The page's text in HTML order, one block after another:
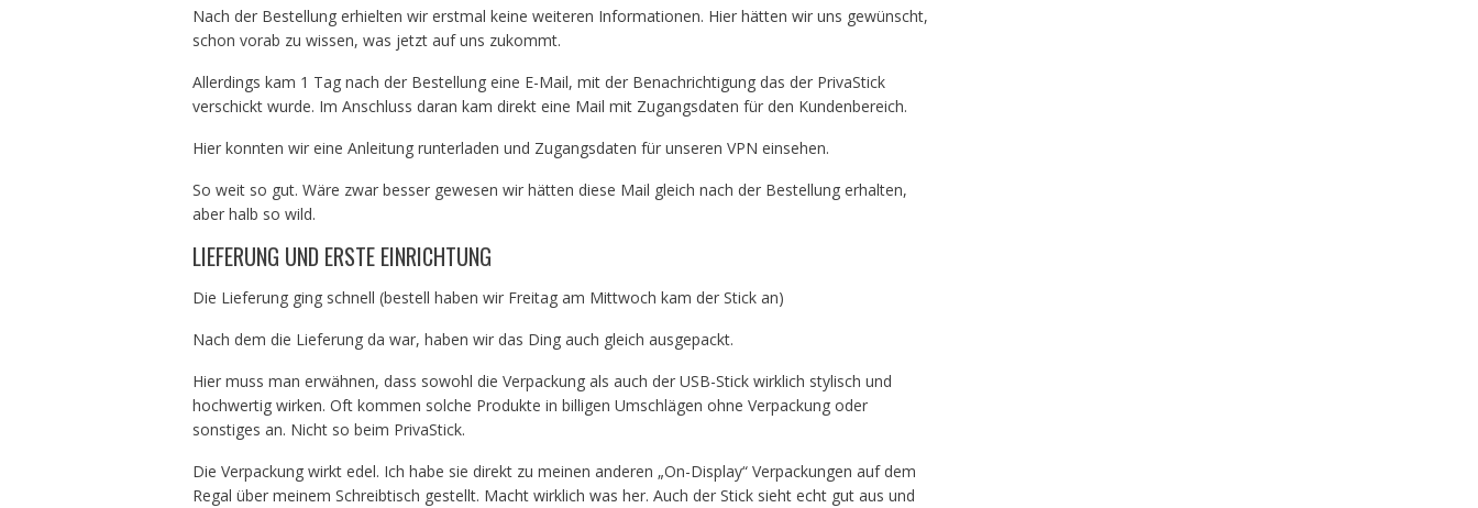
Nach der Bestellung erhielten wir erstmal keine weiteren Informationen. Hier hätten wir uns gewünscht,
schon vorab zu wissen, was jetzt auf uns zukommt.
Allerdings kam 1 Tag nach der Bestellung eine E-Mail, mit der Benachrichtigung das der PrivaStick
verschickt wurde. Im Anschluss daran kam direkt eine Mail mit Zugangsdaten für den Kundenbereich.
Hier konnten wir eine Anleitung runterladen und Zugangsdaten für unseren VPN einsehen.
So weit so gut. Wäre zwar besser gewesen wir hätten diese Mail gleich nach der Bestellung erhalten,
aber halb so wild.
LIEFERUNG UND ERSTE EINRICHTUNG
Die Lieferung ging schnell (bestell haben wir Freitag am Mittwoch kam der Stick an)
Nach dem die Lieferung da war, haben wir das Ding auch gleich ausgepackt.
Hier muss man erwähnen, dass sowohl die Verpackung als auch der USB-Stick wirklich stylisch und
hochwertig wirken. Oft kommen solche Produkte in billigen Umschlägen ohne Verpackung oder
sonstiges an. Nicht so beim PrivaStick.
Die Verpackung wirkt edel. Ich habe sie direkt zu meinen anderen „On-Display“ Verpackungen auf dem
Regal über meinem Schreibtisch gestellt. Macht wirklich was her. Auch der Stick sieht echt gut aus und